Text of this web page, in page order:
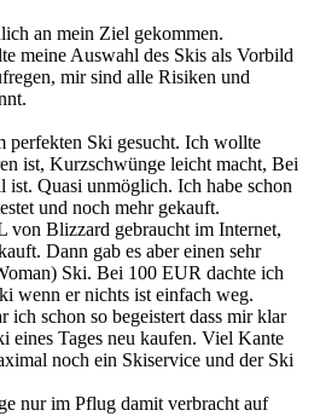
an mein Ziel gekommen.
meine Auswahl des Skis als Vorbild
mir sind alle Risiken und
perfekten Ski gesucht. Ich wollte
ist, Kurzschwünge leicht macht, Bei
ist. Quasi unmöglich. Ich habe schon
und noch mehr gekauft.
von Blizzard gebraucht im Internet,
Dann gab es aber einen sehr
Ski. Bei 100 EUR dachte ich
wenn er nichts ist einfach weg.
ich schon so begeistert dass mir klar
eines Tages neu kaufen. Viel Kante
noch ein Skiservice und der Ski
nur im Pflug damit verbracht auf